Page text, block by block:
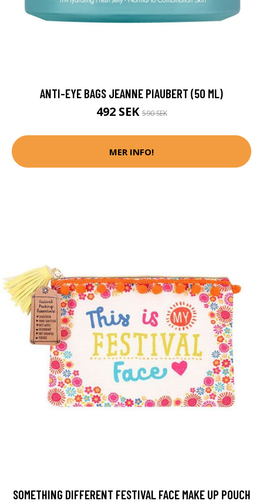
ANTI-EYE BAGS JEANNE PIAUBERT (50 ML)
492 SEK590 SEK
MER INFO!
SOMETHING DIFFERENT FESTIVAL FACE MAKE UP POUCH